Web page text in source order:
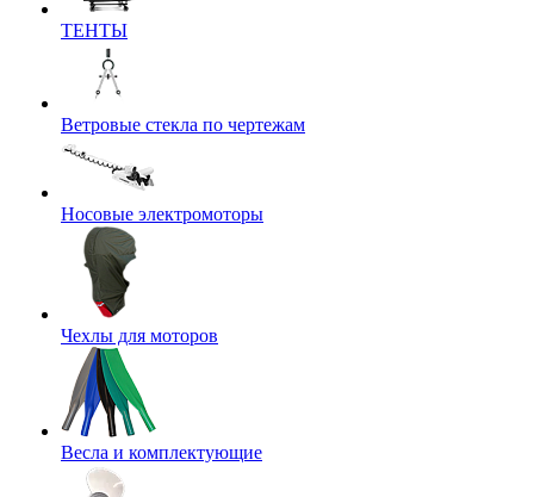
ТЕНТЫ
Ветровые стекла по чертежам
Носовые электромоторы
Чехлы для моторов
Весла и комплектующие